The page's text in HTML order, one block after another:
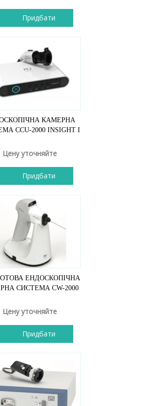
Придбати
КАМЕРНА
CCU-2000 INSIGHT I
Цену уточняйте
Придбати
ЕНДОСКОПІЧНА
СИСТЕМА CW-2000
Цену уточняйте
Придбати